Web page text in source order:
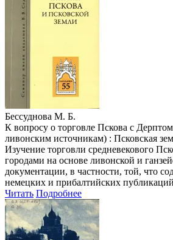
Бессуднова М. Б.
К вопросу о торговле Пскова с
ливонским источникам) : Псковская
Изучение торговли средневекового
городами на основе ливонской и
документации, в частности, той, что
немецких и прибалтийских
Читать Подробнее